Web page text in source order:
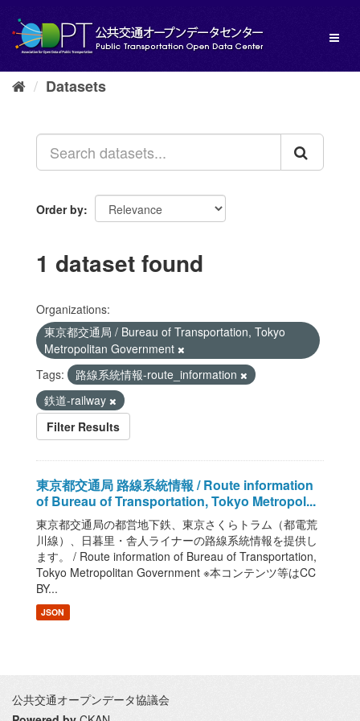
content
Datasets
Order by
1 dataset found
Organizations:
東京都交通局 / Bureau of Transportation, Tokyo
Metropolitan Government
Tags:
路線系統情報-route_information
鉄道-railway
Filter Results
東京都交通局 路線系統情報 / Route information
of Bureau of Transportation, Tokyo Metropol...
東京都交通局の都営地下鉄、東京さくらトラム（都電荒
川線）、日暮里・舎人ライナーの路線系統情報を提供し
ます。 / Route information of Bureau of Transportation,
Tokyo Metropolitan Government ※本コンテンツ等はCC
BY...
JSON
公共交通オープンデータ協議会